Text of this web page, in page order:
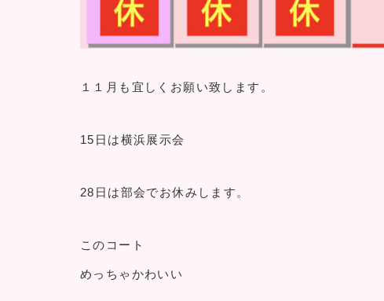
１１月も宜しくお願い致します。
15日は横浜展示会
28日は部会でお休みします。
このコート
めっちゃかわいい